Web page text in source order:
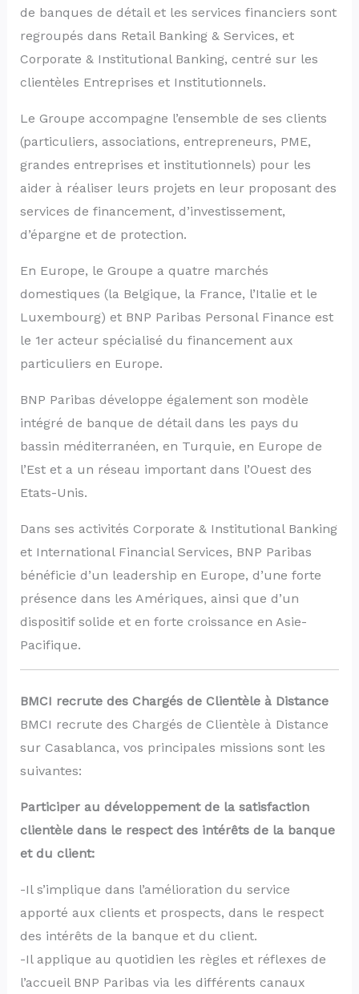
de banques de détail et les services financiers sont
regroupés dans Retail Banking & Services, et
Corporate & Institutional Banking, centré sur les
clientèles Entreprises et Institutionnels.
Le Groupe accompagne l’ensemble de ses clients
(particuliers, associations, entrepreneurs, PME,
grandes entreprises et institutionnels) pour les
aider à réaliser leurs projets en leur proposant des
services de financement, d’investissement,
d’épargne et de protection.
En Europe, le Groupe a quatre marchés
domestiques (la Belgique, la France, l’Italie et le
Luxembourg) et BNP Paribas Personal Finance est
le 1er acteur spécialisé du financement aux
particuliers en Europe.
BNP Paribas développe également son modèle
intégré de banque de détail dans les pays du
bassin méditerranéen, en Turquie, en Europe de
l’Est et a un réseau important dans l’Ouest des
Etats-Unis.
Dans ses activités Corporate & Institutional Banking
et International Financial Services, BNP Paribas
bénéficie d’un leadership en Europe, d’une forte
présence dans les Amériques, ainsi que d’un
dispositif solide et en forte croissance en Asie-
Pacifique.
BMCI recrute des Chargés de Clientèle à Distance
BMCI recrute des Chargés de Clientèle à Distance
sur Casablanca, vos principales missions sont les
suivantes:
Participer au développement de la satisfaction
clientèle dans le respect des intérêts de la banque
et du client:
-Il s’implique dans l’amélioration du service
apporté aux clients et prospects, dans le respect
des intérêts de la banque et du client.
-Il applique au quotidien les règles et réflexes de
l’accueil BNP Paribas via les différents canaux